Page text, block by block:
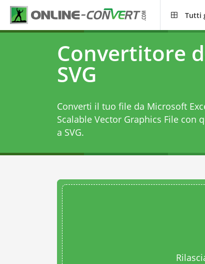
Tutti
Convertitore
SVG
Converti il tuo file da Microsoft
Scalable Vector Graphics File con
a SVG.